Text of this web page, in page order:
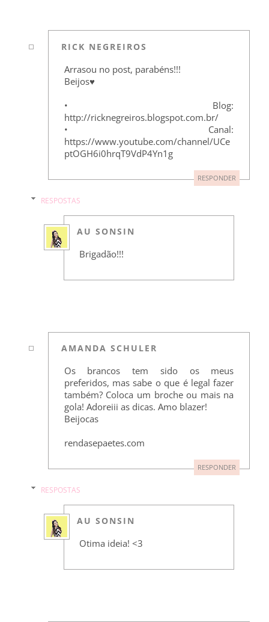
RICK NEGREIROS
Arrasou no post, parabéns!!!
Beijos♥
• Blog:
http://ricknegreiros.blogspot.com.br/
• Canal:
https://www.youtube.com/channel/UCe
ptOGH6i0hrqT9VdP4Yn1g
RESPONDER
RESPOSTAS
AU SONSIN
Brigadão!!!
AMANDA SCHULER
Os brancos tem sido os meus
preferidos, mas sabe o que é legal fazer
também? Coloca um broche ou mais na
gola! Adoreiii as dicas. Amo blazer!
Beijocas
rendasepaetes.com
RESPONDER
RESPOSTAS
AU SONSIN
Otima ideia! <3